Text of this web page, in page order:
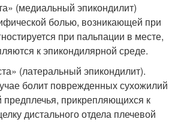
(медиальный эпикондилит)
болью, возникающей при
при пальпации в месте,
к эпикондилярной среде.
(латеральный эпикондилит).
болит поврежденных сухожилий
прикрепляющихся к
дистального отдела плечевой